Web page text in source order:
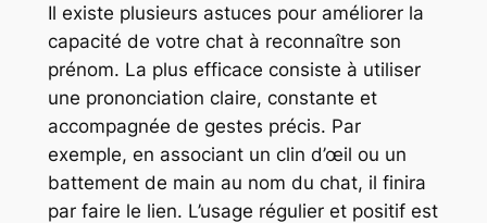
Il existe plusieurs astuces pour améliorer la
capacité de votre chat à reconnaître son
prénom. La plus efficace consiste à utiliser
une prononciation claire, constante et
accompagnée de gestes précis. Par
exemple, en associant un clin d’œil ou un
battement de main au nom du chat, il finira
par faire le lien. L’usage régulier et positif est